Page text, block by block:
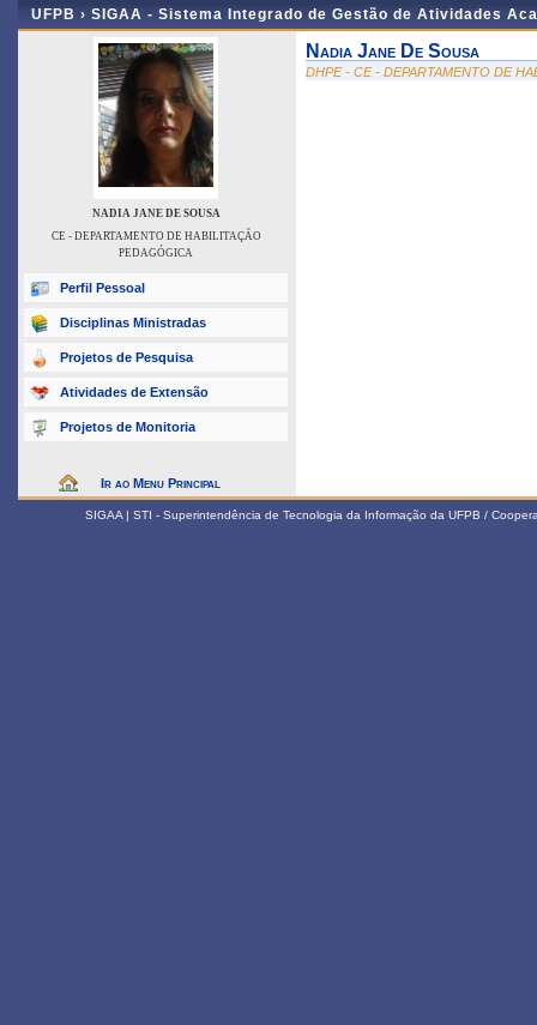
UFPB › SIGAA - Sistema Integrado de Gestão de Atividades
NADIA JANE DE SOUSA
CE - DEPARTAMENTO DE HABILITAÇÃO
PEDAGÓGICA
Perfil Pessoal
Disciplinas Ministradas
Projetos de Pesquisa
Atividades de Extensão
Projetos de Monitoria
Ir ao Menu Principal
Nadia Jane De Sousa
DHPE - CE - DEPARTAMENTO DE
SIGAA | STI - Superintendência de Tecnologia da Informação da UFPB /